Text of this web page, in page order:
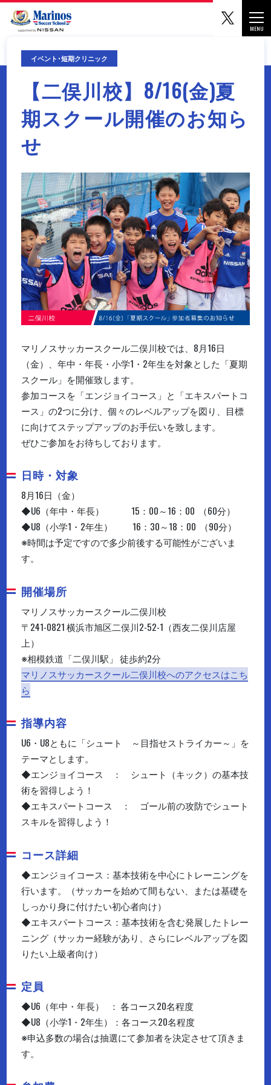
MENU
マリ
イベント･短期クリニック
【二俣川校】8/16(金)夏
期スクール開催のお知ら
せ
マリノスサッカースクール二俣川校では、8月16日
（金）、年中・年長・小学1・2年生を対象とした「夏期
スクール」を開催致します。
参加コースを「エンジョイコース」と「エキスパートコ
ース」の2つに分け、個々のレベルアップを図り、目標
に向けてステップアップのお手伝いを致します。
ぜひご参加をお待ちしております。
日時・対象
8月16日（金）
◆U6（年中・年長） 15：00～16：00 （60分）
◆U8（小学1・2年生） 16：30～18：00 （90分）
※時間は予定ですので多少前後する可能性がございま
す。
開催場所
マリノスサッカースクール二俣川校
〒241-0821 横浜市旭区二俣川2-52-1（西友二俣川店屋
上）
※相模鉄道「二俣川駅」 徒歩約2分
マリノスサッカースクール二俣川校へのアクセスはこち
ら
指導内容
U6・U8ともに「シュート ～目指せストライカー～」を
テーマとします。
◆エンジョイコース ： シュート（キック）の基本技
術を習得しよう！
◆エキスパートコース ： ゴール前の攻防でシュート
スキルを習得しよう！
コース詳細
◆エンジョイコース：基本技術を中心にトレーニングを
行います。（サッカーを始めて間もない、または基礎を
しっかり身に付けたい初心者向け）
◆エキスパートコース：基本技術を含む発展したトレー
ニング（サッカー経験があり、さらにレベルアップを図
りたい上級者向け）
定員
◆U6（年中・年長） ： 各コース20名程度
◆U8（小学1・2年生）：各コース20名程度
※申込多数の場合は抽選にて参加者を決定させて頂きま
す。